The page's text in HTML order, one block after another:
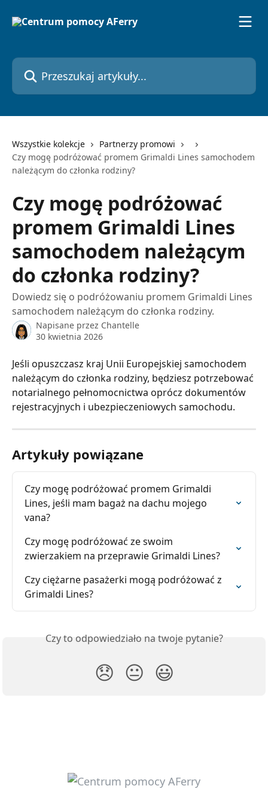
Przeszukaj artykuły...
Wszystkie kolekcje
Partnerzy promowi
Czy mogę podróżować promem Grimaldi Lines samochodem
należącym do członka rodziny?
Czy mogę podróżować
promem Grimaldi Lines
samochodem należącym
do członka rodziny?
Dowiedz się o podróżowaniu promem Grimaldi Lines
samochodem należącym do członka rodziny.
Napisane przez Chantelle
30 kwietnia 2026
Jeśli opuszczasz kraj Unii Europejskiej samochodem
należącym do członka rodziny, będziesz potrzebować
notarialnego pełnomocnictwa oprócz dokumentów
rejestracyjnych i ubezpieczeniowych samochodu.
Artykuły powiązane
Czy mogę podróżować promem Grimaldi
Lines, jeśli mam bagaż na dachu mojego
vana?
Czy mogę podróżować ze swoim
zwierzakiem na przeprawie Grimaldi Lines?
Czy ciężarne pasażerki mogą podróżować z
Grimaldi Lines?
Czy to odpowiedziało na twoje pytanie?
😞 😐 😃